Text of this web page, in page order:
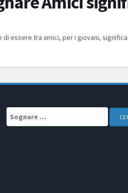
di essere tra amici, per i giovani,
Search for: